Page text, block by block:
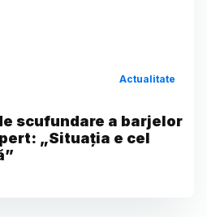
Actualitate
scufundare a barjelor
„Situația e cel